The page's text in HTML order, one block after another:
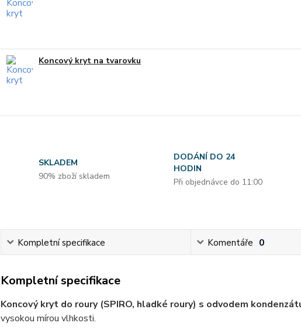
Koncový kryt na tvarovku
SKLADEM
90% zboží skladem
DODÁNÍ DO 24
HODIN
Při objednávce do 11:00
Kompletní specifikace Komentáře 0
Kompletní specifikace
Koncový kryt do roury (SPIRO, hladké roury) s odvodem
vysokou mírou vlhkosti.